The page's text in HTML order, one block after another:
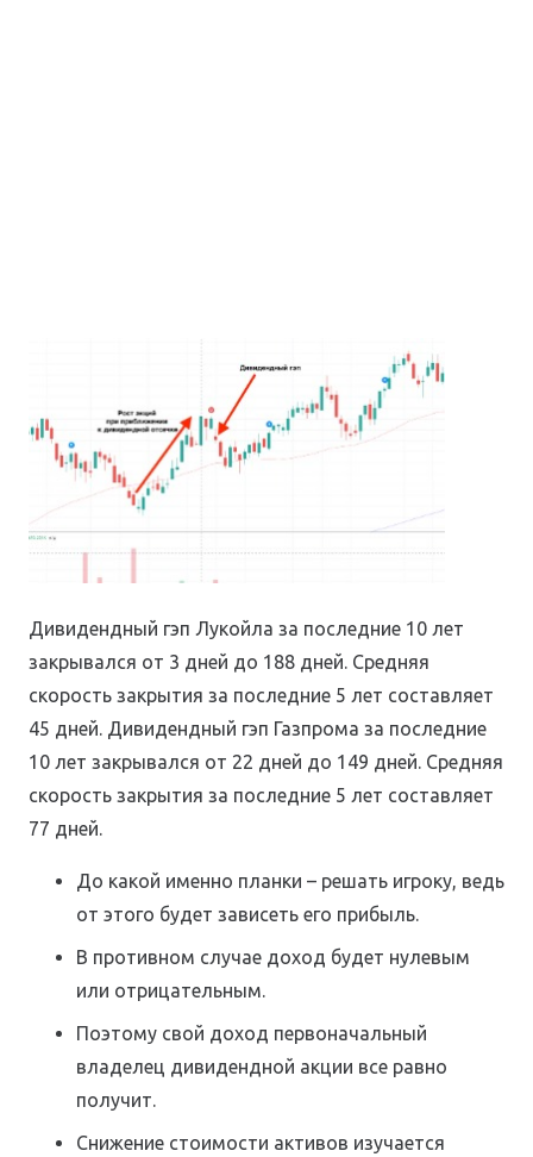
Дивидендный гэп Лукойла за последние 10 лет
закрывался от 3 дней до 188 дней. Средняя
скорость закрытия за последние 5 лет составляет
45 дней. Дивидендный гэп Газпрома за последние
10 лет закрывался от 22 дней до 149 дней. Средняя
скорость закрытия за последние 5 лет составляет
77 дней.
До какой именно планки – решать игроку, ведь
от этого будет зависеть его прибыль.
В противном случае доход будет нулевым
или отрицательным.
Поэтому свой доход первоначальный
владелец дивидендной акции все равно
получит.
Снижение стоимости активов изучается